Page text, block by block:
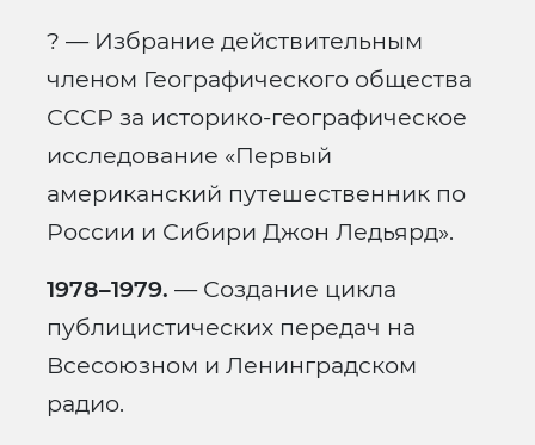
? — Избрание действительным
членом Географического общества
СССР за историко-географическое
исследование «Первый
американский путешественник по
России и Сибири Джон Ледьярд».
1978–1979. — Создание цикла
публицистических передач на
Всесоюзном и Ленинградском
радио.